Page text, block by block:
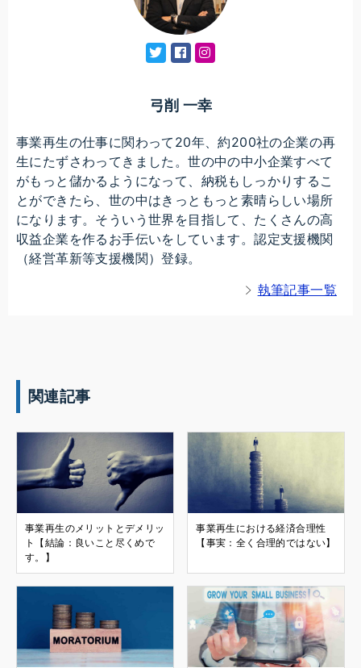
弓削 一幸
事業再生の仕事に関わって20年、約200社の企業の再
生にたずさわってきました。世の中の中小企業すべて
がもっと儲かるようになって、納税もしっかりするこ
とができたら、世の中はきっともっと素晴らしい場所
になります。そういう世界を目指して、たくさんの高
収益企業を作るお手伝いをしています。認定支援機関
（経営革新等支援機関）登録。
執筆記事一覧
関連記事
事業再生のメリットとデメリッ
ト【結論：良いこと尽くめで
す。】
事業再生における経済合理性
【事実：全く合理的ではない】